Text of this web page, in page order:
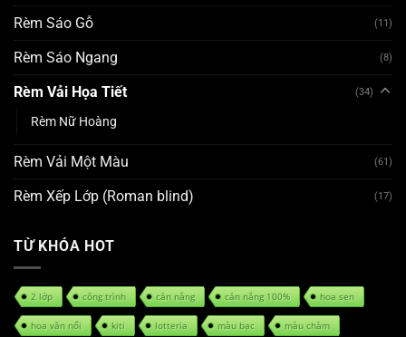
Rèm Sáo Gỗ (11)
Rèm Sáo Ngang (8)
Rèm Vải Họa Tiết (34)
Rèm Nữ Hoàng
Rèm Vải Một Màu (61)
Rèm Xếp Lớp (Roman blind) (17)
TỪ KHÓA HOT
2 lớp công trình cản nắng cản nắng 100% hoa sen
hoa văn nổi kiti lotteria màu bạc màu chàm